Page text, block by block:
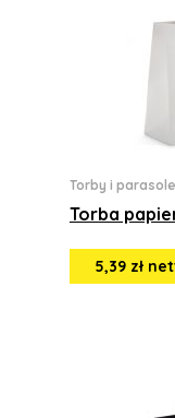
Torby i parasole
Torba
5,39 zł